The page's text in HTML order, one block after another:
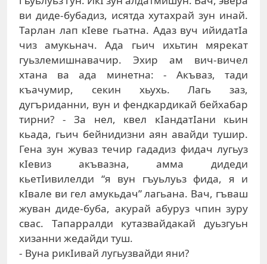
ви диде-бубадиз, исятда хутахрай зун инай.
Тарлан лап кIеве гьатна. Адаз вуч ийидатIа
чиз амукьнач. Ада гьич ихьтин мярекат
гуьзлемишнавачир. Эхир ам вич-вичел
хтана ва ада минетна: - Акъваз, тади
къачумир, секин хьухь. Лагь заз,
дугъриданни, вун и фендкардикай бейхабар
тирни? - За нел, квел кIандатIани кьин
кьада, гьич бейнидизни аян авайди тушир.
Гена зун жуваз течир гададиз фидач лугьуз
кIевиз акъвазна, амма дидеди
кьетIивилелди “я вун гъуьлуьз фида, я и
кIвале ви гел амукьдач” лагьана. Вач, гъваш
жуван диде-буба, акурай абуруз чпин зуру
свас. Тапарралди кутазвайдакай дуьзгуьн
хизанни жедайди туш.
- Вуна рикIивай лугьузвайди яни?